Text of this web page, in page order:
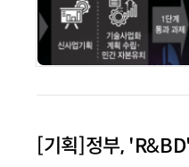
[기획]정부,